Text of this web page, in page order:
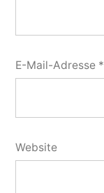
E-Mail-Adresse *
Website